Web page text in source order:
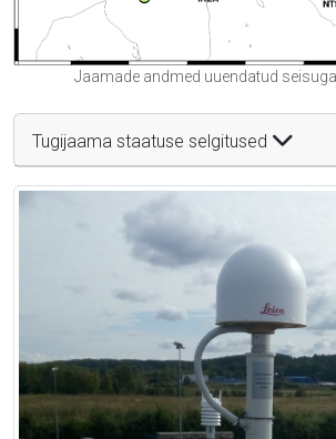
Jaamade andmed uuendatud
Tugijaama staatuse selgitused